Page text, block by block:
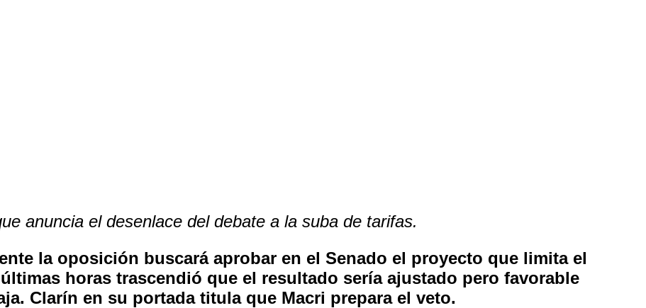
anuncia el desenlace del debate a la suba de tarifas.
la oposición buscará aprobar en el Senado el proyecto que limita el
horas trascendió que el resultado sería ajustado pero favorable
Clarín en su portada titula que Macri prepara el veto.